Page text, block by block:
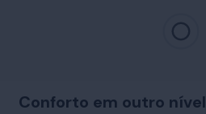
Conforto em outro nível